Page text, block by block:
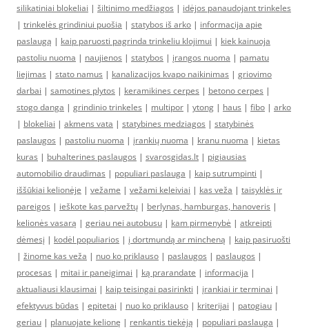
silikatiniai blokeliai | šiltinimo medžiagos | idėjos panaudojant trinkeles
| trinkelės grindiniui puošia | statybos iš arko | informacija apie
paslaugą | kaip paruosti pagrinda trinkeliu klojimui | kiek kainuoja
pastoliu nuoma | naujienos | statybos | įrangos nuoma | pamatu
liejimas | stato namus | kanalizacijos kvapo naikinimas | griovimo
darbai | samotines plytos | keramikines cerpes | betono cerpes |
stogo danga | grindinio trinkeles | multipor | ytong | haus | fibo | arko
| blokeliai | akmens vata | statybines medziagos | statybinės
paslaugos | pastoliu nuoma | įrankių nuoma | kranu nuoma | kietas
kuras | buhalterines paslaugos | svarosgidas.lt | pigiausias
automobilio draudimas | populiari paslauga | kaip sutrumpinti |
iššūkiai kelionėje | vežame | vežami keleiviai | kas veža | taisyklės ir
pareigos | ieškote kas parvežtų | berlynas, hamburgas, hanoveris |
kelionės vasarą | geriau nei autobusu | kam pirmenybė | atkreipti
dėmesį | kodėl populiarios | į dortmundą ar mincheną | kaip pasiruošti
| žinome kas veža | nuo ko priklauso | paslaugos | paslaugos |
procesas | mitai ir paneigimai | ką prarandate | informacija |
aktualiausi klausimai | kaip teisingai pasirinkti | įrankiai ir terminai |
efektyvus būdas | epitetai | nuo ko priklauso | kriterijai | patogiau |
geriau | planuojate kelionę | renkantis tiekėją | populiari paslauga |